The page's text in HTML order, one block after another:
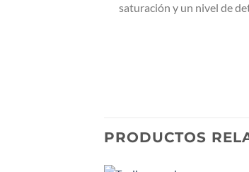
saturación y un nivel de
PRODUCTOS